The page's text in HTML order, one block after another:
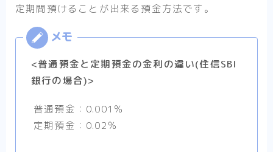
定期間預けることが出来る預金方法です。
<普通預金と定期預金の金利の違い(住信SBI
銀行の場合)>
普通預金：0.001％
定期預金：0.02％